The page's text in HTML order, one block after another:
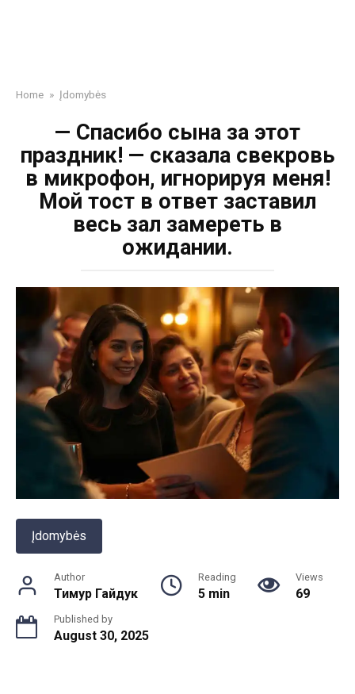
Home » Įdomybės
— Спасибо сына за этот
праздник! — сказала свекровь
в микрофон, игнорируя меня!
Мой тост в ответ заставил
весь зал замереть в
ожидании.
Įdomybės
Author
Тимур Гайдук
Reading
5 min
Views
69
Published by
August 30, 2025